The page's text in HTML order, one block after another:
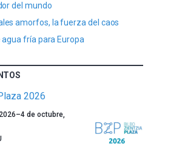
del mundo
amorfos, la fuerza del caos
fría para Europa
2026
–4 de octubre,